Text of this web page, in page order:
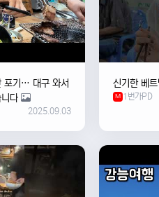
포기… 대구 와서
다
2025.09.03
신기한 베
M 1번가PD